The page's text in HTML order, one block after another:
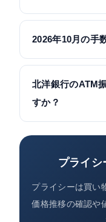
2026年10月の手
北洋銀行のATM
すか？
プライシ
プライシーは買い
価格推移の確認や